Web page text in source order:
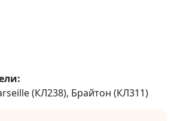
(КЛ238), Брайтон (КЛ311)